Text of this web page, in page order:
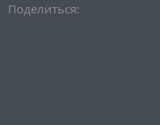
Поделиться: